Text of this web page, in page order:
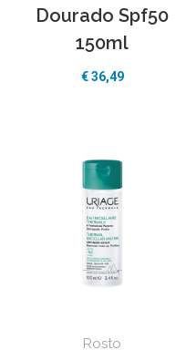
Dourado Spf50
150ml
€36,49
Rosto